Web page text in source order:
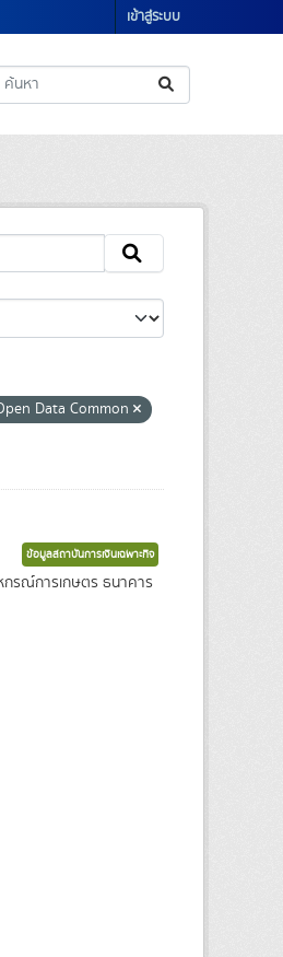
เข้าสู่ระบบ
Data Common
ข้อมูลสถาบันการเงินเฉพาะกิจ
กรณ์การเกษตร ธนาคาร